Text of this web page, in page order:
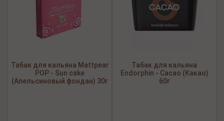
Табак для кальяна Mattpear
POP - Sun cake
(Апельсиновый фондан) 30г
Табак для кальяна
Endorphin - Cacao (Какао)
60г